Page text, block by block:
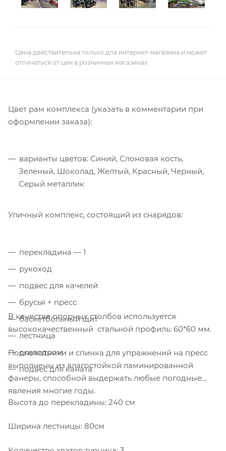
Цена действительна только для интернет-магазина и может
отличаться от цен в розничных магазинах
Цвет рам комплекса (указать в комментарии при
оформлении заказа):
варианты цветов: Синий, Слоновая кость,
Зеленый, Шоколад, Желтый, Красный, Черный,
Серый металлик
Уличный комплекс, состоящий из снарядов:
перекладина — 1
рукоход
подвес для качелей
брусья + пресс
баскетбольный щит
лестница
скалодром
подвес для каната
В качестве опорных столбов используется
высококачественный стальной профиль: 60*60 мм.
Подлокотники и спинка для упражнений на пресс
выполнены из влагостойкой ламинированной
фанеры, способной выдержать любые погодные
явления многие годы.
Высота до перекладины: 240 см
Ширина лестницы: 80см